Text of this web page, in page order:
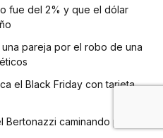
fue del 2% y que el dólar
pareja por el robo de una
el Black Friday con tarjeta
caminando por la